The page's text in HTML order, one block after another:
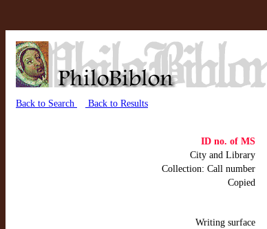
Back to Search Back to Results
ID no. of MS
City and Library
Collection: Call number
Copied
Writing surface